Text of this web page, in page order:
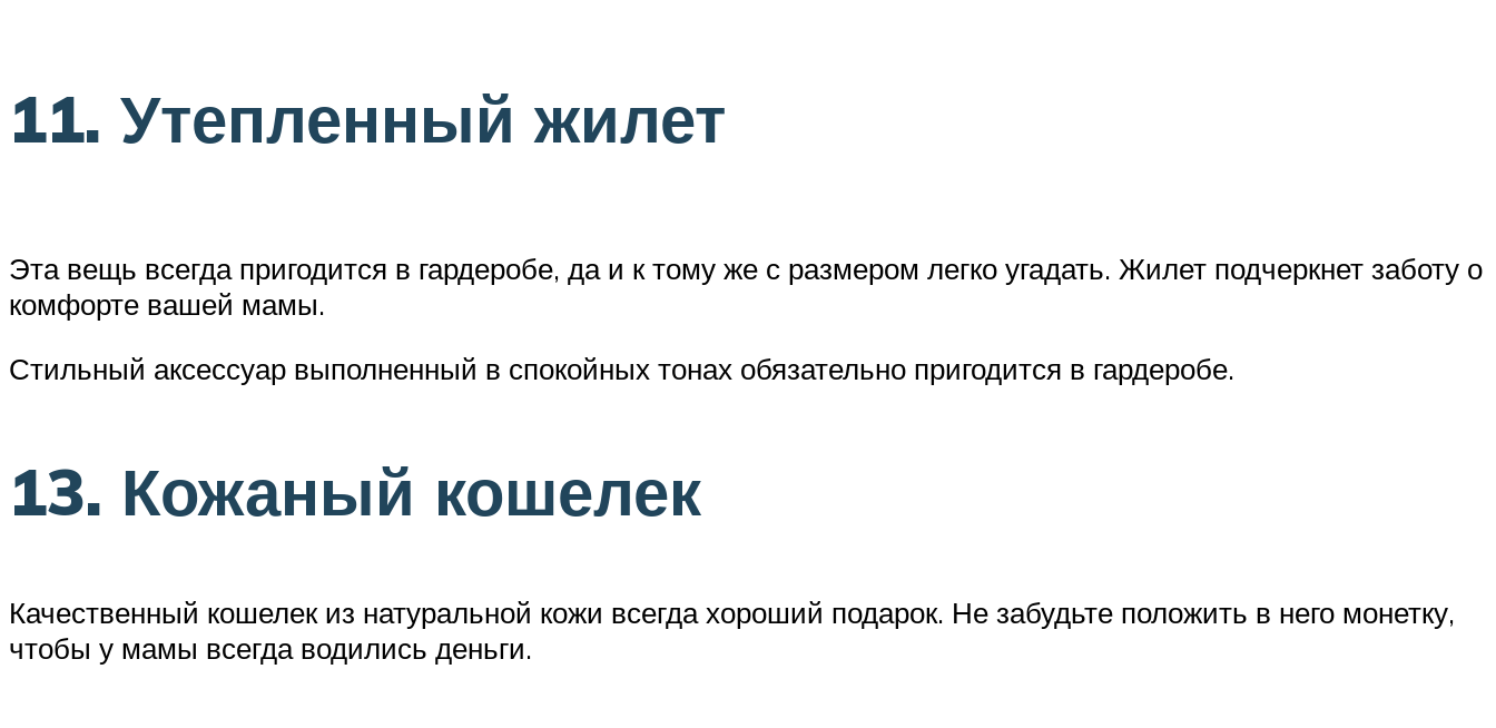
11. Утепленный жилет
Эта вещь всегда пригодится в гардеробе, да и к тому же с размером легко угадать. Жилет подчеркнет заботу о
комфорте вашей мамы.
Стильный аксессуар выполненный в спокойных тонах обязательно пригодится в гардеробе.
13. Кожаный кошелек
Качественный кошелек из натуральной кожи всегда хороший подарок. Не забудьте положить в него монетку,
чтобы у мамы всегда водились деньги.